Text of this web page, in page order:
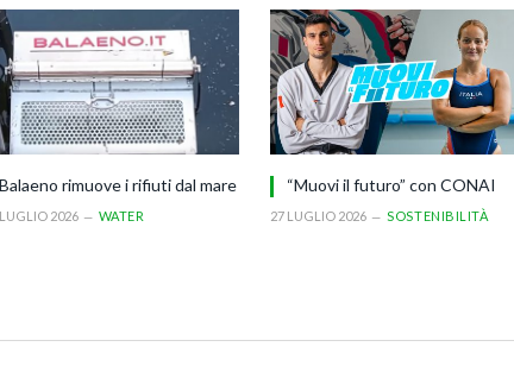
Balaeno rimuove i rifiuti dal mare
2026 WATER
“Muovi il futuro” con CONAI
27 LUGLIO 2026 SOSTENIBILITÀ